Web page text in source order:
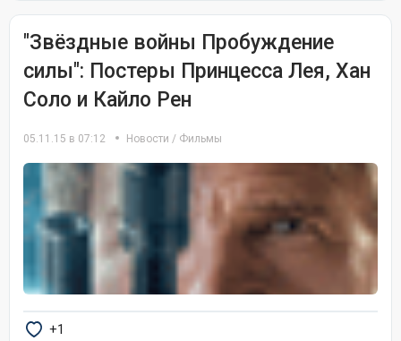
"Звёздные войны Пробуждение
силы": Постеры Принцесса Лея, Хан
Соло и Кайло Рен
05.11.15 в 07:12 Новости / Фильмы
+1